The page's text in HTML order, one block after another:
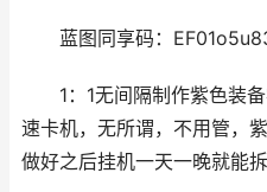
蓝图同享码：
1：1无间隔制作紫色装备
速卡机，无所谓，不用管，
做好之后挂机一天一晚就能拆